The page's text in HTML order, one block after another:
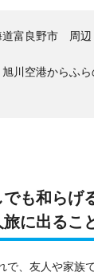
道富良野市 周辺
川空港からふ
も和らげ
に出るこ
で、友人や家族